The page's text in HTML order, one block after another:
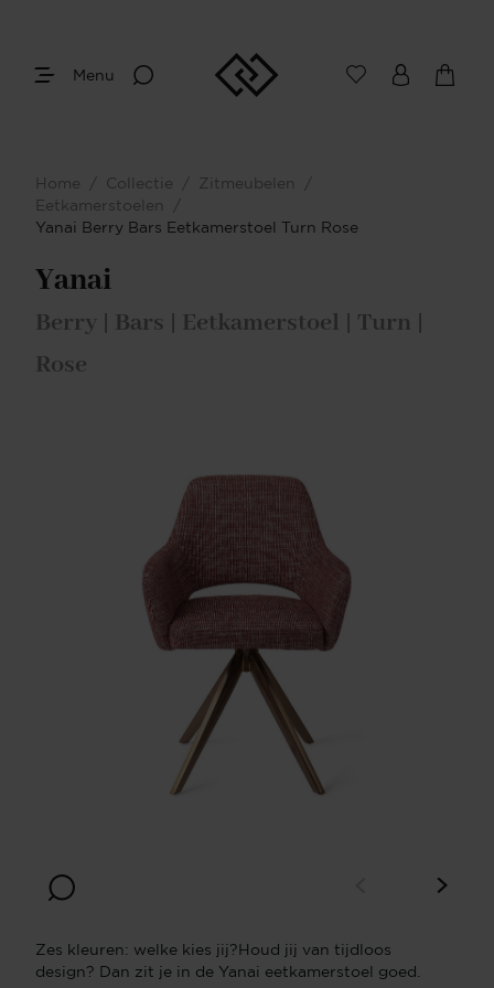
Menu
Home / Collectie / Zitmeubelen
/
Eetkamerstoelen
/
Yanai Berry Bars Eetkamerstoel Turn Rose
Yanai
Berry | Bars | Eetkamerstoel | Turn |
Rose
Zes kleuren: welke kies jij?Houd jij van tijdloos
design? Dan zit je in de Yanai eetkamerstoel goed.